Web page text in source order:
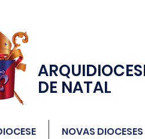
DE NATAL
NOVAS DIOCESES